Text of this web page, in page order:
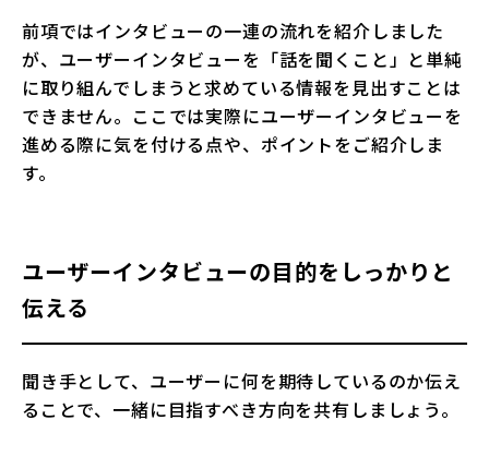
前項ではインタビューの一連の流れを紹介しました
が、ユーザーインタビューを「話を聞くこと」と単純
に取り組んでしまうと求めている情報を見出すことは
できません。ここでは実際にユーザーインタビューを
進める際に気を付ける点や、ポイントをご紹介しま
す。
ユーザーインタビューの目的をしっかりと
伝える
聞き手として、ユーザーに何を期待しているのか伝え
ることで、一緒に目指すべき方向を共有しましょう。